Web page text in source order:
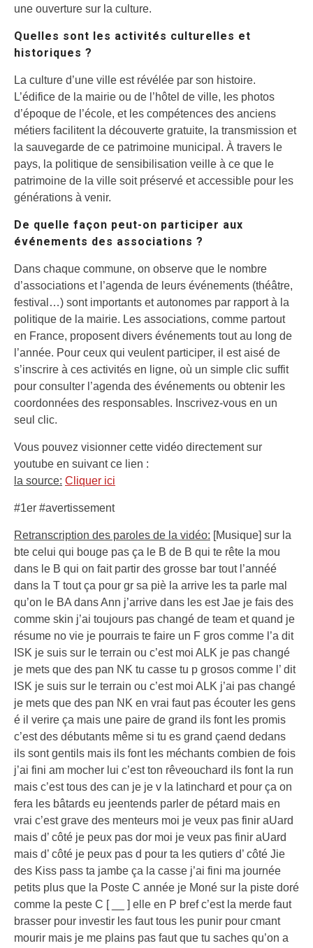
une ouverture sur la culture.
Quelles sont les activités culturelles et
historiques ?
La culture d’une ville est révélée par son histoire.
L’édifice de la mairie ou de l’hôtel de ville, les photos
d’époque de l’école, et les compétences des anciens
métiers facilitent la découverte gratuite, la transmission et
la sauvegarde de ce patrimoine municipal. À travers le
pays, la politique de sensibilisation veille à ce que le
patrimoine de la ville soit préservé et accessible pour les
générations à venir.
De quelle façon peut-on participer aux
événements des associations ?
Dans chaque commune, on observe que le nombre
d’associations et l’agenda de leurs événements (théâtre,
festival…) sont importants et autonomes par rapport à la
politique de la mairie. Les associations, comme partout
en France, proposent divers événements tout au long de
l’année. Pour ceux qui veulent participer, il est aisé de
s’inscrire à ces activités en ligne, où un simple clic suffit
pour consulter l’agenda des événements ou obtenir les
coordonnées des responsables. Inscrivez-vous en un
seul clic.
Vous pouvez visionner cette vidéo directement sur
youtube en suivant ce lien :
la source: Cliquer ici
#1er #avertissement
Retranscription des paroles de la vidéo: [Musique] sur la
bte celui qui bouge pas ça le B de B qui te rête la mou
dans le B qui on fait partir des grosse bar tout l’annéé
dans la T tout ça pour gr sa piè la arrive les ta parle mal
qu’on le BA dans Ann j’arrive dans les est Jae je fais des
comme skin j’ai toujours pas changé de team et quand je
résume no vie je pourrais te faire un F gros comme l’a dit
ISK je suis sur le terrain ou c’est moi ALK je pas changé
je mets que des pan NK tu casse tu p grosos comme l’ dit
ISK je suis sur le terrain ou c’est moi ALK j’ai pas changé
je mets que des pan NK en vrai faut pas écouter les gens
é il verire ça mais une paire de grand ils font les promis
c’est des débutants même si tu es grand çaend dedans
ils sont gentils mais ils font les méchants combien de fois
j’ai fini am mocher lui c’est ton rêveouchard ils font la run
mais c’est tous des can je je v la latinchard et pour ça on
fera les bâtards eu jeentends parler de pétard mais en
vrai c’est grave des menteurs moi je veux pas finir aUard
mais d’ côté je peux pas dor moi je veux pas finir aUard
mais d’ côté je peux pas d pour ta les qutiers d’ côté Jie
des Kiss pass ta jambe ça la casse j’ai fini ma journée
petits plus que la Poste C année je Moné sur la piste doré
comme la peste C [ __ ] elle en P bref c’est la merde faut
brasser pour investir les faut tous les punir pour cmant
mourir mais je me plains pas faut que tu saches qu’on a